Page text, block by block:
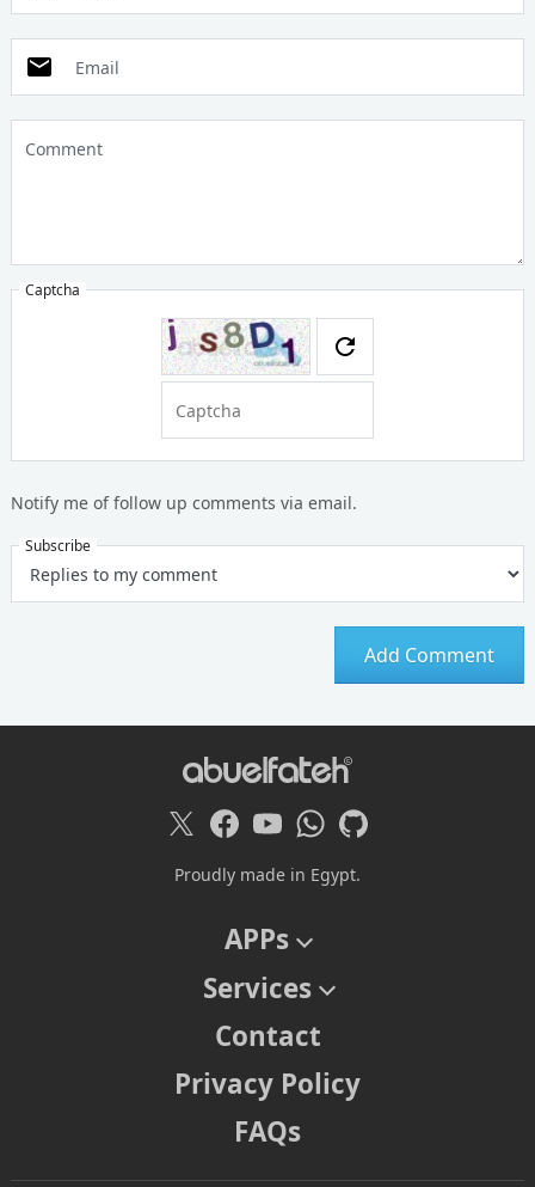
Reply
Notify me of follow up comments via email.
Subscribe
Email
Comment
Captcha
Notify me of follow up comments via email.
Subscribe
Proudly made in Egypt.
APPs
Services
Contact
Privacy Policy
FAQs